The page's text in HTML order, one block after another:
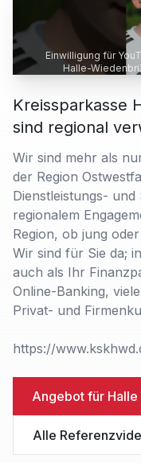
Einwilligung für
Halle-
Kreissparkasse
sind regional
Wir sind mehr als
der Region
Dienstleistungs-
regionalem
Region, ob jung
Wir sind für Sie da;
auch als Ihr
Online-Banking,
Privat- und
https://
Angebot für Halle
Alle